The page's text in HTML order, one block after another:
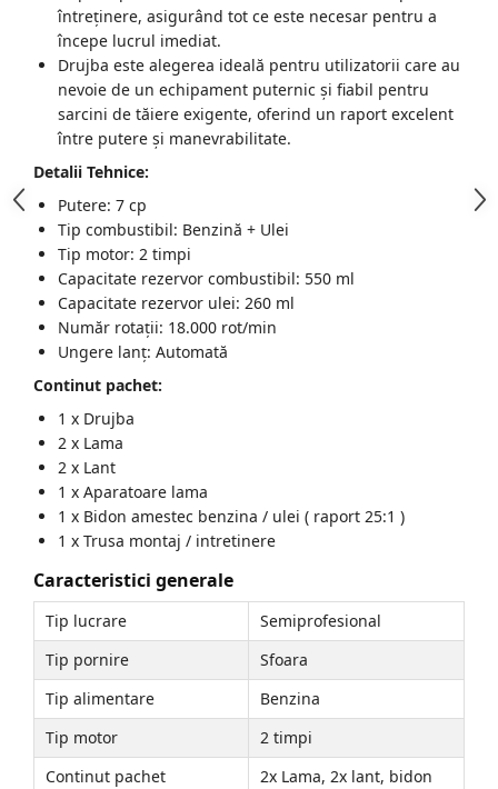
Zdrobitoare struguri, fructe si
legume
Generatoare și Motoare
Motoare
Motoare electrice
Motoare pe benzina
Generatoare
Pachete
Set chei, tubulare, truse chei
întreținere, asigurând tot ce este necesar pentru a
începe lucrul imediat.
Drujba este alegerea ideală pentru utilizatorii care au
nevoie de un echipament puternic și fiabil pentru
sarcini de tăiere exigente, oferind un raport excelent
între putere și manevrabilitate.
Detalii Tehnice:
Putere: 7 cp
Tip combustibil: Benzină + Ulei
Tip motor: 2 timpi
Capacitate rezervor combustibil: 550 ml
Capacitate rezervor ulei: 260 ml
Număr rotații: 18.000 rot/min
Ungere lanț: Automată
Continut pachet:
1 x Drujba
2 x Lama
2 x Lant
1 x Aparatoare lama
1 x Bidon amestec benzina / ulei ( raport 25:1 )
1 x Trusa montaj / intretinere
Caracteristici generale
Tip lucrare
Semiprofesional
Tip pornire
Sfoara
Tip alimentare
Benzina
Tip motor
2 timpi
Continut pachet
2x Lama, 2x lant, bidon